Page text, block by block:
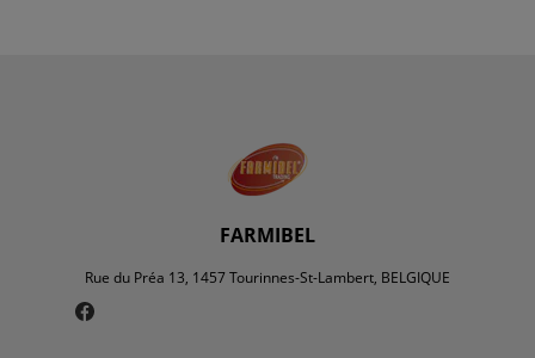
FARMIBEL
Rue du Préa 13, 1457 Tourinnes-St-Lambert, BELGIQUE